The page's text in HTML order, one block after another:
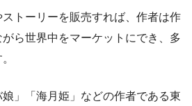
トーリーを販売すれば、作者は作
ら世界中をマーケットにでき、多
」「海月姫」などの作者である東